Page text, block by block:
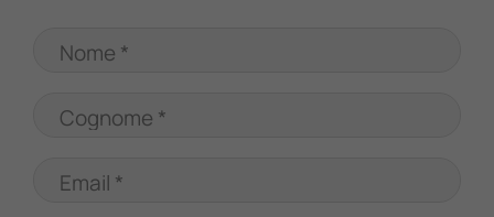
Nome *
Cognome *
Email *